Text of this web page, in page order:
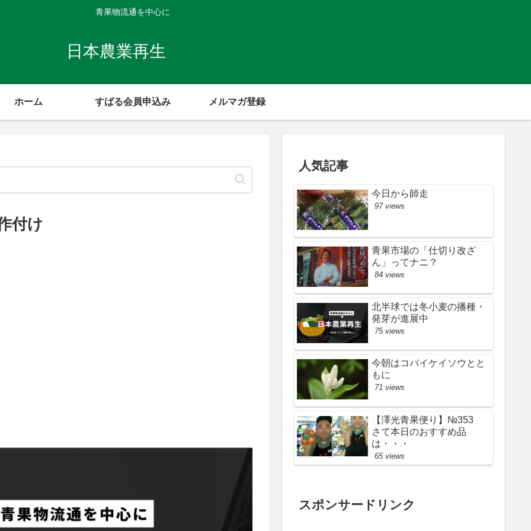
青果物流通を中心に
日本農業再生
ホーム すばる会員申込み メルマガ登録
付け
人気記事
今日から師走
97 views
青果市場の「仕切り改ざ
ん」ってナニ？
84 views
北半球では冬小麦の播種・
発芽が進展中
75 views
今朝はコバイケイソウとと
もに
71 views
【澤光青果便り】№353
さて本日のおすすめ品
は・・・
65 views
スポンサードリンク